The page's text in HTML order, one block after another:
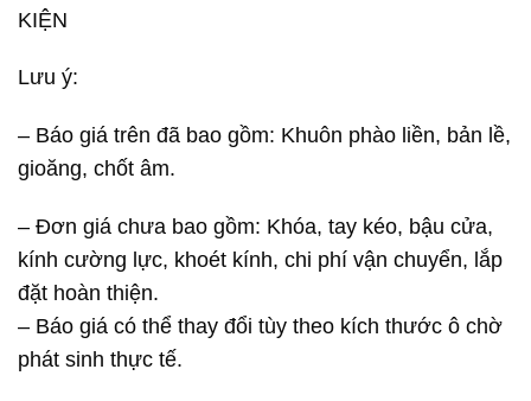
KIỆN
Lưu ý:
– Báo giá trên đã bao gồm: Khuôn phào liền, bản lề,
gioăng, chốt âm.
– Đơn giá chưa bao gồm: Khóa, tay kéo, bậu cửa,
kính cường lực, khoét kính, chi phí vận chuyển, lắp
đặt hoàn thiện.
– Báo giá có thể thay đổi tùy theo kích thước ô chờ
phát sinh thực tế.